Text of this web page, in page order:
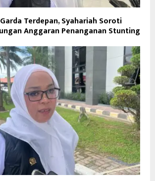
Terdepan, Syahariah Soroti
Anggaran Penanganan Stunting